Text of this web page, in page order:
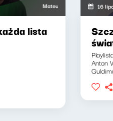
Mateusz Andruszkiewicz, Marcin
lista
16
Anton